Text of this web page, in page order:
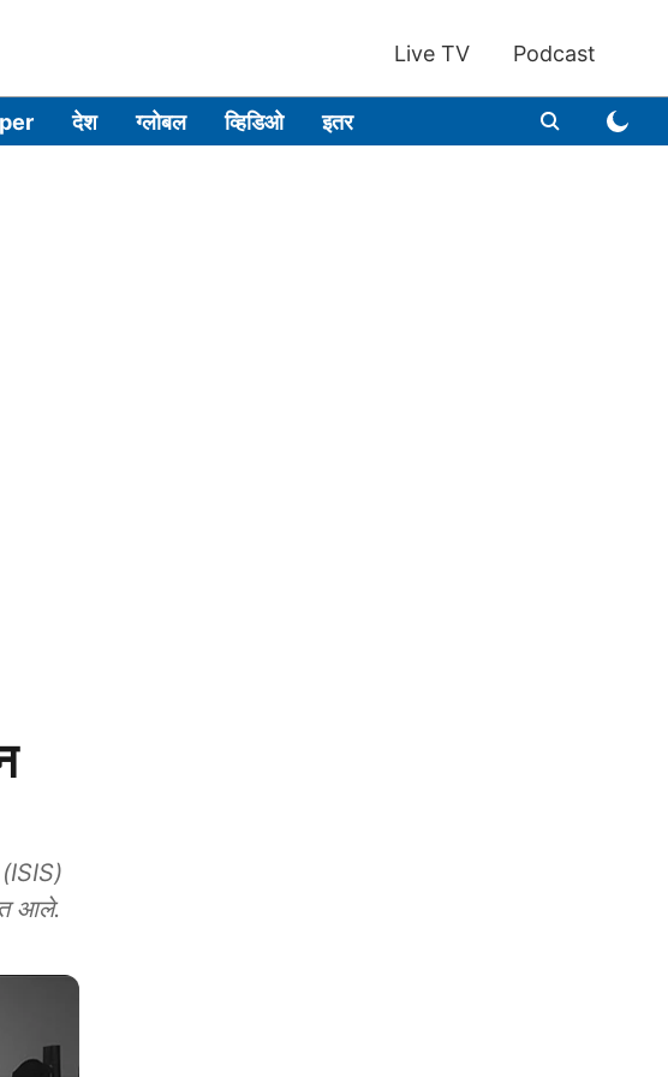
Live TV Podcast
देश ग्लोबल व्हिडिओ इतर
आले.